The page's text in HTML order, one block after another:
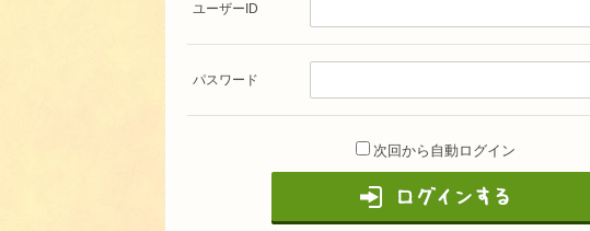
ユーザーID
パスワード
次回から自動ログイン